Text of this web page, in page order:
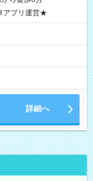
アプリ運営★
詳細へ